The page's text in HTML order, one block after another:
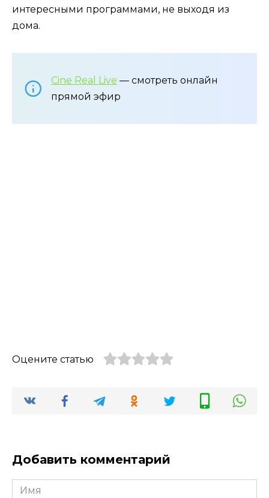
интересными программами, не выходя из
дома.
Cine Real Live — смотреть онлайн
прямой эфир
Оцените статью
Добавить комментарий
Имя